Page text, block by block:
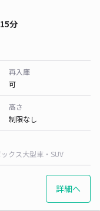
分
再入庫
可
高さ
制限なし
クス大型車・SUV
詳細へ